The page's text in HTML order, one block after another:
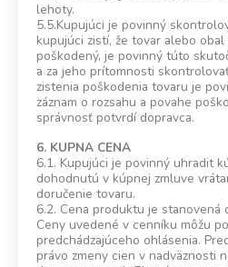
lehoty.
5.5.Kupujúci je povinný
kupujúci zistí, že tovar alebo
poškodený, je povinný túto
a za jeho prítomnosti
zistenia poškodenia tovaru je
záznam o rozsahu a povahe
správnosť potvrdí dopravca.
6. KUPNA CENA
6.1. Kupujúci je povinný uhradit
dohodnutú v kúpnej zmluve
doručenie tovaru.
6.2. Cena produktu je stanovená
Ceny uvedené v cenníku môžu
predchádzajúceho ohlásenia.
právo zmeny cien v nadväznosti